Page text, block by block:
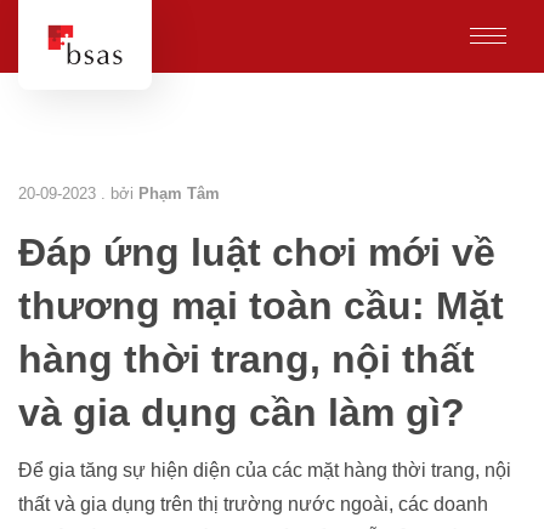
20-09-2023 . bởi Phạm Tâm
Đáp ứng luật chơi mới về
thương mại toàn cầu: Mặt
hàng thời trang, nội thất
và gia dụng cần làm gì?
Để gia tăng sự hiện diện của các mặt hàng thời trang, nội
thất và gia dụng trên thị trường nước ngoài, các doanh